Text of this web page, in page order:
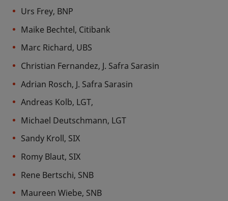
Urs Frey, BNP
Maike Bechtel, Citibank
Marc Richard, UBS
Christian Fernandez, J. Safra Sarasin
Adrian Rosch, J. Safra Sarasin
Andreas Kolb, LGT,
Michael Deutschmann, LGT
Sandy Kroll, SIX
Romy Blaut, SIX
Rene Bertschi, SNB
Maureen Wiebe, SNB